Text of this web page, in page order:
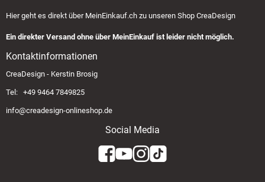
Hier geht es direkt über MeinEinkauf.ch zu unseren Shop CreaDesign
Ein direkter Versand ohne über MeinEinkauf ist leider nicht möglich.
Kontaktinformationen
CreaDesign - Kerstin Brosig
Tel: +49 9464 7849825
info@creadesign-onlineshop.de
Social Media